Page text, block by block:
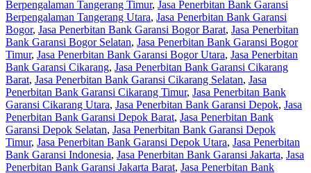
Berpengalaman Tangerang Timur, Jasa Penerbitan Bank Garansi
Berpengalaman Tangerang Utara, Jasa Penerbitan Bank Garansi
Bogor, Jasa Penerbitan Bank Garansi Bogor Barat, Jasa Penerbitan
Bank Garansi Bogor Selatan, Jasa Penerbitan Bank Garansi Bogor
Timur, Jasa Penerbitan Bank Garansi Bogor Utara, Jasa Penerbitan
Bank Garansi Cikarang, Jasa Penerbitan Bank Garansi Cikarang
Barat, Jasa Penerbitan Bank Garansi Cikarang Selatan, Jasa
Penerbitan Bank Garansi Cikarang Timur, Jasa Penerbitan Bank
Garansi Cikarang Utara, Jasa Penerbitan Bank Garansi Depok, Jasa
Penerbitan Bank Garansi Depok Barat, Jasa Penerbitan Bank
Garansi Depok Selatan, Jasa Penerbitan Bank Garansi Depok
Timur, Jasa Penerbitan Bank Garansi Depok Utara, Jasa Penerbitan
Bank Garansi Indonesia, Jasa Penerbitan Bank Garansi Jakarta, Jasa
Penerbitan Bank Garansi Jakarta Barat, Jasa Penerbitan Bank